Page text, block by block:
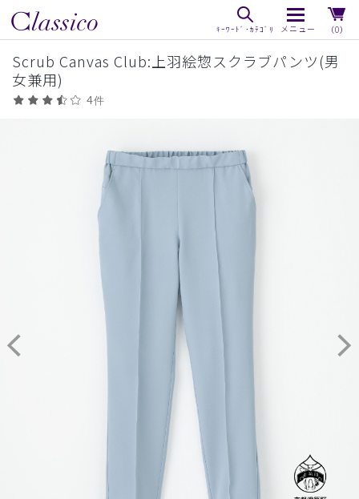
（0）
Scrub Canvas Club:上羽絵惣スクラブパンツ(男
女兼用)
4件